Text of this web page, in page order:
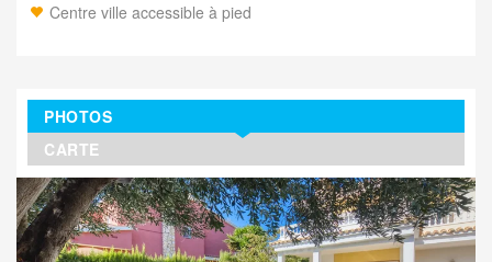
Centre ville accessible à pied
PHOTOS
CARTE